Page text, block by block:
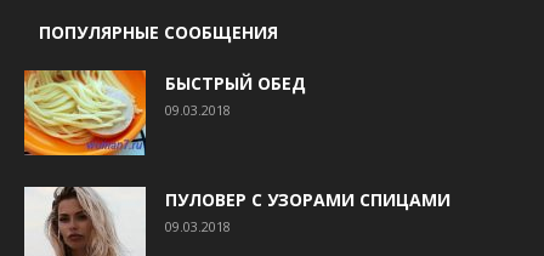
ПОПУЛЯРНЫЕ СООБЩЕНИЯ
БЫСТРЫЙ ОБЕД
09.03.2018
ПУЛОВЕР С УЗОРАМИ СПИЦАМИ
09.03.2018